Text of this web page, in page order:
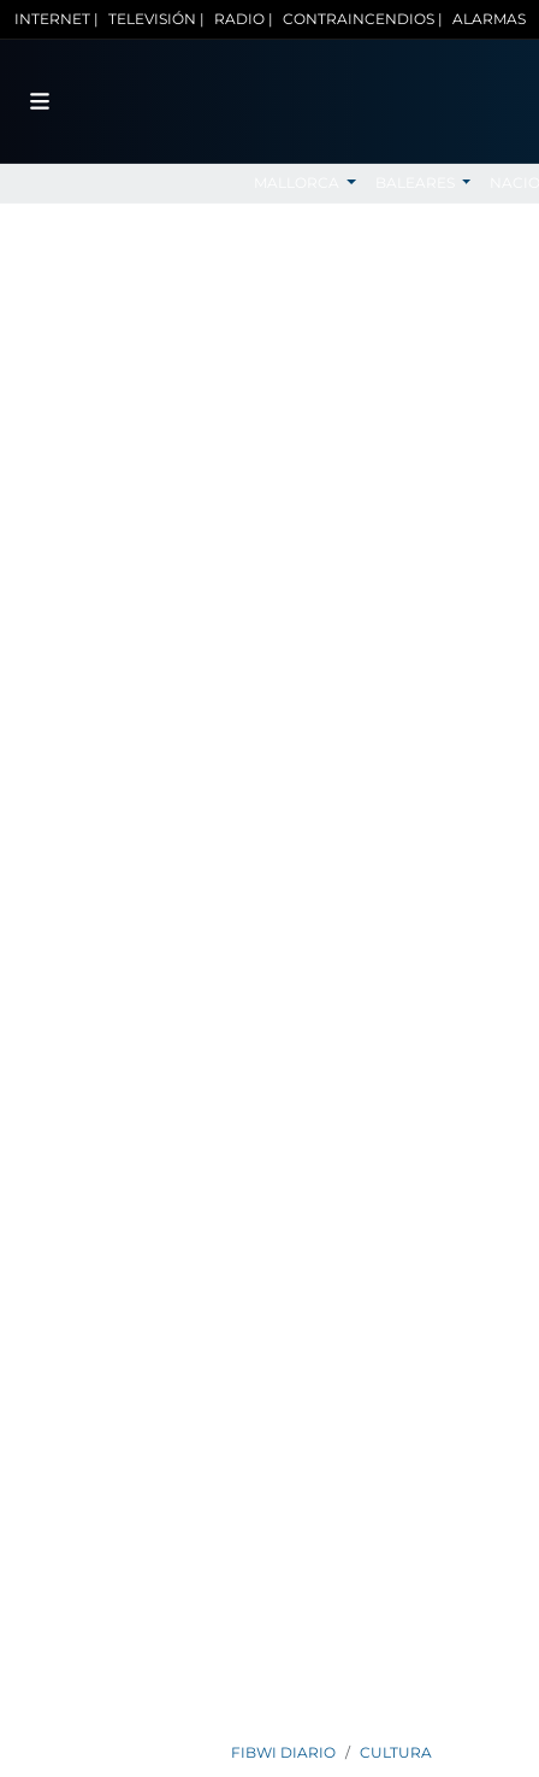
INTERNET | TELEVISIÓN | RADIO | CONTRAINCENDIOS | ALARMAS
FIBWI DIARIO CULTURA